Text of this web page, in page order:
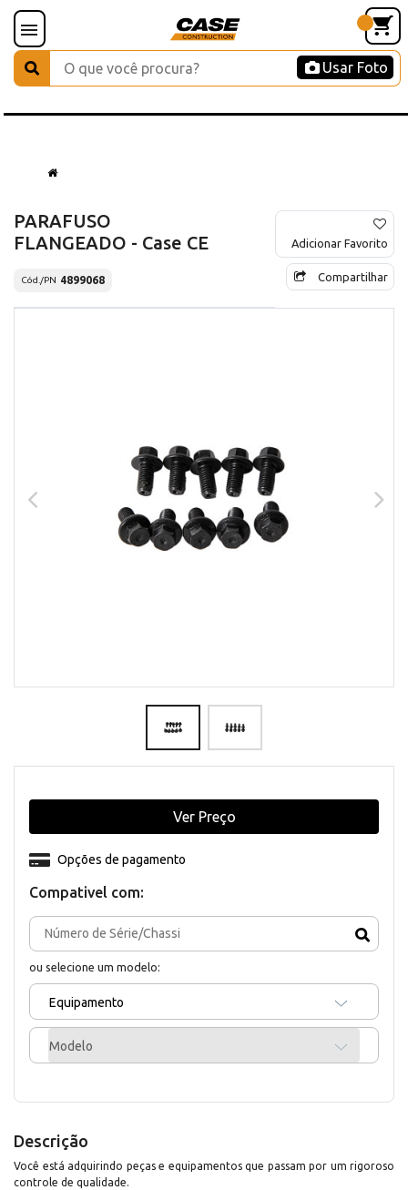
Usar Foto
PARAFUSO
FLANGEADO - Case CE
Cód./PN 4899068
Adicionar Favorito
Compartilhar
Compativel com:
ou selecione um modelo:
Equipamento
Modelo
Opções de pagamento
Ver Preço
Descrição
Você está adquirindo peças e equipamentos que passam por um rigoroso
controle de qualidade.